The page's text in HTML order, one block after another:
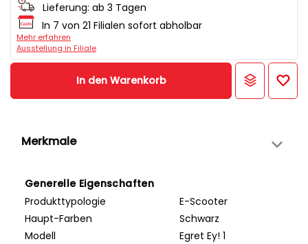
Lieferung: ab 3 Tagen
In 7 von 21 Filialen sofort abholbar
Mehr erfahren
Ausstellung in Filiale
In den Warenkorb
Merkmale
Generelle Eigenschaften
Produkttypologie
E-Scooter
Haupt-Farben
Schwarz
Modell
Egret Ey! 1